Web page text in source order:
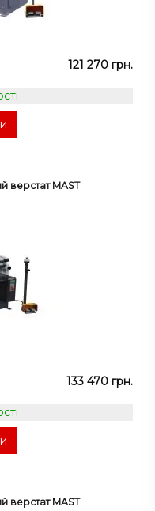
121 270 грн.
верстат MAST
133 470 грн.
верстат MAST